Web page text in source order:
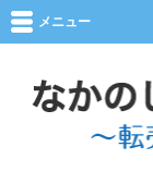
メニュー